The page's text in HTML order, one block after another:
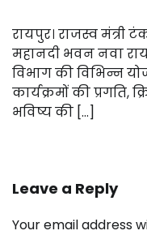
रायपुर। राजस्व मंत्री
महानदी भवन नवा
विभाग की विभिन्न
कार्यक्रमों की प्रगति,
भविष्य की […]
Leave a Reply
Your email address